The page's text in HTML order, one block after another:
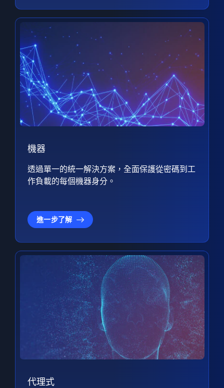
機器
透過單一的統一解決方案，全面保護從密碼到工
作負載的每個機器身分。
進一步了解
代理式